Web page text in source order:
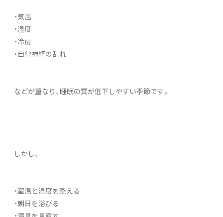
・気温
・湿度
・冷房
・自律神経の乱れ
などが重なり、睡眠の質が低下しやすい季節です。
しかし、
・室温と湿度を整える
・朝日を浴びる